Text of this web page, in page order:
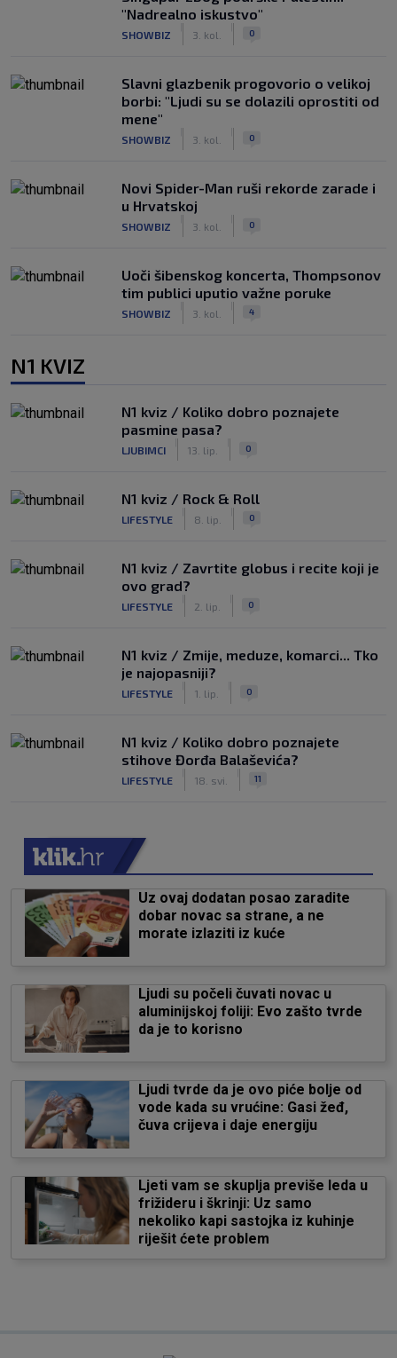
"Nadrealno iskustvo"
SHOWBIZ 3. kol. 0
Slavni glazbenik progovorio o velikoj
borbi: "Ljudi su se dolazili oprostiti od
mene"
SHOWBIZ 3. kol. 0
Novi Spider-Man ruši rekorde zarade i
u Hrvatskoj
SHOWBIZ 3. kol. 0
Uoči šibenskog koncerta, Thompsonov
tim publici uputio važne poruke
SHOWBIZ 3. kol. 4
N1 KVIZ
N1 kviz / Koliko dobro poznajete
pasmine pasa?
LJUBIMCI 13. lip. 0
N1 kviz / Rock & Roll
LIFESTYLE 8. lip. 0
N1 kviz / Zavrtite globus i recite koji je
ovo grad?
LIFESTYLE 2. lip. 0
N1 kviz / Zmije, meduze, komarci... Tko
je najopasniji?
LIFESTYLE 1. lip. 0
N1 kviz / Koliko dobro poznajete
stihove Đorđa Balaševića?
LIFESTYLE 18. svi. 11
Uz ovaj dodatan posao zaradite
dobar novac sa strane, a ne
morate izlaziti iz kuće
Ljudi su počeli čuvati novac u
aluminijskoj foliji: Evo zašto tvrde
da je to korisno
Ljudi tvrde da je ovo piće bolje od
vode kada su vrućine: Gasi žeđ,
čuva crijeva i daje energiju
Ljeti vam se skuplja previše leda u
frižideru i škrinji: Uz samo
nekoliko kapi sastojka iz kuhinje
riješit ćete problem